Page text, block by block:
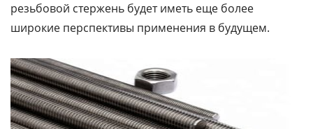
резьбовой стержень будет иметь еще более
широкие перспективы применения в будущем.